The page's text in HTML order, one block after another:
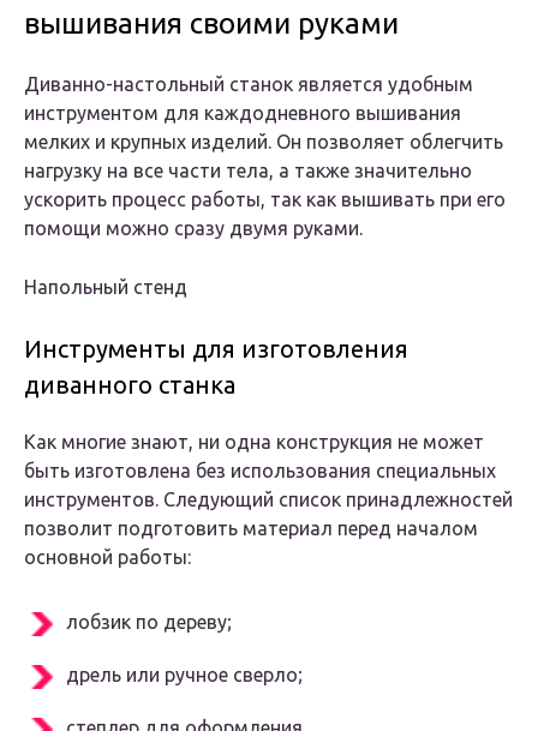
вышивания своими руками
Диванно-настольный станок является удобным
инструментом для каждодневного вышивания
мелких и крупных изделий. Он позволяет облегчить
нагрузку на все части тела, а также значительно
ускорить процесс работы, так как вышивать при его
помощи можно сразу двумя руками.
Напольный стенд
Инструменты для изготовления
диванного станка
Как многие знают, ни одна конструкция не может
быть изготовлена без использования специальных
инструментов. Следующий список принадлежностей
позволит подготовить материал перед началом
основной работы:
лобзик по дереву;
дрель или ручное сверло;